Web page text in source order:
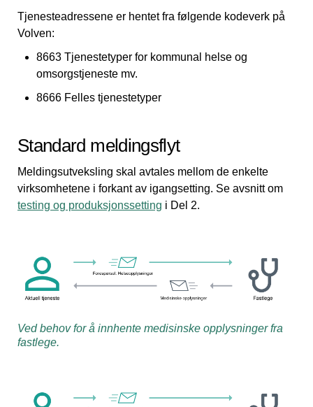
Tjenesteadressene er hentet fra følgende kodeverk på
Volven:
8663 Tjenestetyper for kommunal helse og
omsorgstjeneste mv.
8666 Felles tjenestetyper
Standard meldingsflyt
Meldingsutveksling skal avtales mellom de enkelte
virksomhetene i forkant av igangsetting. Se avsnitt om
testing og produksjonssetting i Del 2.
Ved behov for å innhente medisinske opplysninger fra
fastlege.